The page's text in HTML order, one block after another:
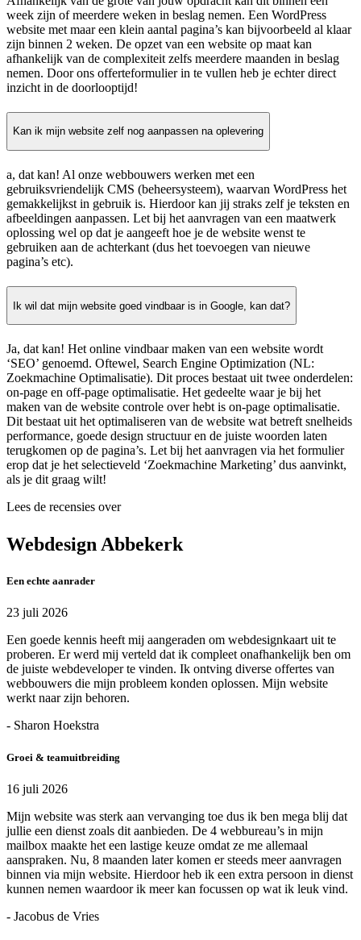
week zijn of meerdere weken in beslag nemen. Een WordPress
website met maar een klein aantal pagina’s kan bijvoorbeeld al klaar
zijn binnen 2 weken. De opzet van een website op maat kan
afhankelijk van de complexiteit zelfs meerdere maanden in beslag
nemen. Door ons offerteformulier in te vullen heb je echter direct
inzicht in de doorlooptijd!
Kan ik mijn website zelf nog aanpassen na oplevering
a, dat kan! Al onze webbouwers werken met een
gebruiksvriendelijk CMS (beheersysteem), waarvan WordPress het
gemakkelijkst in gebruik is. Hierdoor kan jij straks zelf je teksten en
afbeeldingen aanpassen. Let bij het aanvragen van een maatwerk
oplossing wel op dat je aangeeft hoe je de website wenst te
gebruiken aan de achterkant (dus het toevoegen van nieuwe
pagina’s etc).
Ik wil dat mijn website goed vindbaar is in Google, kan dat?
Ja, dat kan! Het online vindbaar maken van een website wordt
‘SEO’ genoemd. Oftewel, Search Engine Optimization (NL:
Zoekmachine Optimalisatie). Dit proces bestaat uit twee onderdelen:
on-page en off-page optimalisatie. Het gedeelte waar je bij het
maken van de website controle over hebt is on-page optimalisatie.
Dit bestaat uit het optimaliseren van de website wat betreft snelheids
performance, goede design structuur en de juiste woorden laten
terugkomen op de pagina’s. Let bij het aanvragen via het formulier
erop dat je het selectieveld ‘Zoekmachine Marketing’ dus aanvinkt,
als je dit graag wilt!
Lees de recensies over
Webdesign Abbekerk
Een echte aanrader
23 juli 2026
Een goede kennis heeft mij aangeraden om webdesignkaart uit te
proberen. Er werd mij verteld dat ik compleet onafhankelijk ben om
de juiste webdeveloper te vinden. Ik ontving diverse offertes van
webbouwers die mijn probleem konden oplossen. Mijn website
werkt naar zijn behoren.
- Sharon Hoekstra
Groei & teamuitbreiding
16 juli 2026
Mijn website was sterk aan vervanging toe dus ik ben mega blij dat
jullie een dienst zoals dit aanbieden. De 4 webbureau’s in mijn
mailbox maakte het een lastige keuze omdat ze me allemaal
aanspraken. Nu, 8 maanden later komen er steeds meer aanvragen
binnen via mijn website. Hierdoor heb ik een extra persoon in dienst
kunnen nemen waardoor ik meer kan focussen op wat ik leuk vind.
- Jacobus de Vries